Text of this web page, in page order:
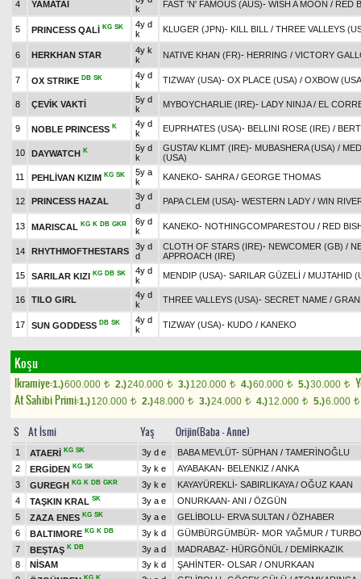
4
YAMATAİ
k
FAST 'N' FAMOUS (AUS)- WISH A MOON / RED
5 PRINCESS QALİ KG SK
4y d
k
KLUGER (JPN)- KILL BILL / THREE VALLEYS
6 HERKHAN STAR
4y k
k
NATIVE KHAN (FR)- HERRING / VICTORY
7 OX STRIKE DB SK
4y d
k
TIZWAY (USA)- OX PLACE (USA) / OXBOW
8 ÇEVİK VAKTİ
5y d
k
MYBOYCHARLIE (IRE)- LADY NINJA/ EL
9 NOBLE PRINCESS K
4y d
k
EUPRHATES (USA)- BELLINI ROSE (IRE) /
10 DAYWATCH K
5y d
k
GUSTAV KLIMT (IRE)- MUBASHERA (USA) /
(USA)
11
PEHLİVAN KIZIM KG SK
5y a
k
KANEKO- SAHRA/ GEORGE THOMAS
12 PRINCESS HAZAL
3y d
d
PAPA CLEM (USA)- WESTERN LADY / WIN
13 MARISCAL KG K DB GKR
6y d
k
KANEKO- NOTHINGCOMPARESTOU / RED
14 RHYTHMOFTHESTARS
3y d
d
CLOTH OF STARS (IRE)- NEWCOMER (GB) /
APPROACH (IRE)
15
SARILAR KIZI KG DB SK
4y d
k
MENDIP (USA)- SARILAR GÜZELİ / MUJTAHID
16 TILO GIRL
4y d
k
THREE VALLEYS (USA)- SECRET NAME /
17 SUN GODDESS DB SK
4y d
k
TIZWAY (USA)- KUDO / KANEKO
Koşu
Ikramiye:1.)600.000 t 2.)240.000 t 3.)120.000 t 4.)60.000 t 5.)30.000 t
At Sahibi Primi:1.)120.000 t 2.)48.000 t 3.)24.000 t 4.)12.000 t 5.)6.000 t
S At İsmi Yaş Orijin(Baba - Anne)
1 ATAERİ KG SK 3y d e BABA MEVLÜT- SÜPHAN / TAMERİNOĞLU
2
ERGİDEN KG SK 3y k e AYABAKAN- BELENKIZ /ANKA
3
GUREGH KG K DB GKR 3y k e KAYAYÜREKLİ- SABIRLIKAYA/ OĞUZ KAAN
4
TAŞKIN KRAL SK 3y a e ONURKAAN-ANI / ÖZGÜN
5
ZAZA ENES KG SK 3y a e GELİBOLU- ERVA SULTAN / ÖZHABER
6
BALTIMORE KG K DB 3y k d GÜMBÜRGÜMBÜR- MOR YAĞMUR / TURBO
7
BEŞTAŞ K DB 3y a d MADRABAZ- HÜRGÖNÜL / DEMİRKAZIK
8
NİSAM 3y k d ŞAHİNTER- OLSAR / ONURKAAN